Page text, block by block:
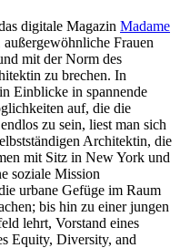
digitale Magazin Madame
Frauen
mit der Norm des
zu brechen. In
Einblicke in spannende
auf, die die
zu sein, liest man sich
Architektin, die
mit Sitz in New York und
soziale Mission
urbane Gefüge im Raum
bis hin zu einer jungen
lehrt, Vorstand eines
Equity, Diversity, and